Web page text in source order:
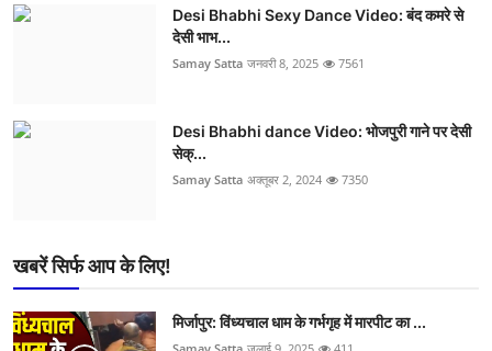
Desi Bhabhi Sexy Dance Video: बंद कमरे से
देसी भाभ...
Samay Satta जनवरी 8, 2025 7561
Desi Bhabhi dance Video: भोजपुरी गाने पर देसी
सेक्...
Samay Satta अक्तूबर 2, 2024 7350
खबरें सिर्फ आप के लिए!
मिर्जापुर: विंध्यचाल धाम के गर्भगृह में मारपीट का ...